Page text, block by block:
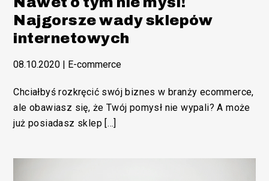
Najgorsze wady sklepów
internetowych
08.10.2020 | E-commerce
Chciałbyś rozkręcić swój biznes w branży ecommerce,
ale obawiasz się, że Twój pomysł nie wypali? A może
już posiadasz sklep […]